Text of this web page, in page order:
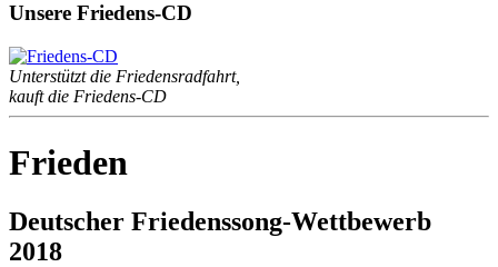
Unsere Friedens-CD
Unterstützt die Friedensradfahrt,
kauft die Friedens-CD
Frieden
Deutscher Friedenssong-Wettbewerb
2018